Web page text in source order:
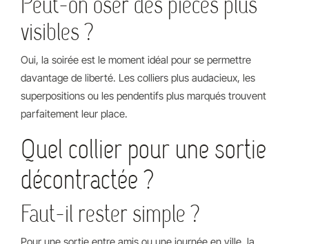
visibles ?
Oui, la soirée est le moment idéal pour se permettre
davantage de liberté. Les colliers plus audacieux, les
superpositions ou les pendentifs plus marqués trouvent
parfaitement leur place.
Quel collier pour une sortie
décontractée ?
Faut-il rester simple ?